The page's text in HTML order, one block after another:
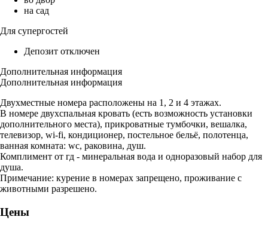
на сад
Для супергостей
Депозит отключен
Дополнительная информация
Дополнительная информация
Двухместные номера расположены на 1, 2 и 4 этажах.
В номере двухспальная кровать (есть возможность установки
дополнительного места), прикроватные тумбочки, вешалка,
телевизор, wi-fi, кондиционер, постельное бельё, полотенца,
ванная комната: wc, раковина, душ.
Комплимент от гд - минеральная вода и одноразовый набор для
душа.
Примечание: курение в номерах запрещено, проживание с
животными разрешено.
Цены